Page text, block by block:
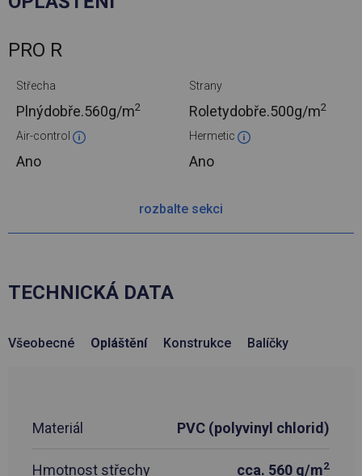
PRO R
Střecha
Plnýdobře.560g/m2
Strany
Roletydobře.500g/m2
Air-control
Ano
Hermetic
Ano
rozbalte sekci
TECHNICKÁ DATA
Všeobecné Opláštění Konstrukce Balíčky
Materiál PVC (polyvinyl chlorid)
Hmotnost střechy cca. 560 g/m2